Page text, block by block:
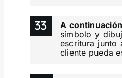
A
símbolo y
escritura junto
cliente pueda